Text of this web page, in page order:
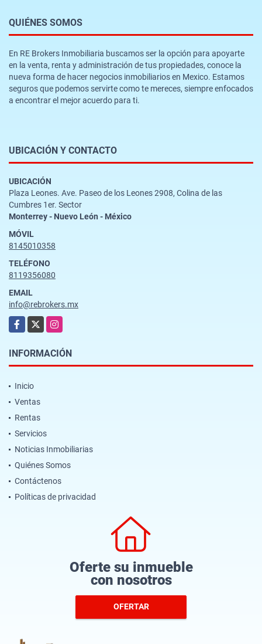
QUIÉNES SOMOS
En RE Brokers Inmobiliaria buscamos ser la opción para apoyarte
en la venta, renta y administración de tus propiedades, conoce la
nueva forma de hacer negocios inmobiliarios en Mexico. Estamos
seguros que podemos servirte como te mereces, siempre enfocados
a encontrar el mejor acuerdo para ti.
UBICACIÓN Y CONTACTO
UBICACIÓN
Plaza Leones. Ave. Paseo de los Leones 2908, Colina de las
Cumbres 1er. Sector
Monterrey - Nuevo León - México
MÓVIL
8145010358
TELÉFONO
8119356080
EMAIL
info@rebrokers.mx
Facebook
X Instagram
INFORMACIÓN
Inicio
Ventas
Rentas
Servicios
Noticias Inmobiliarias
Quiénes Somos
Contáctenos
Políticas de privacidad
Oferte su inmueble
con nosotros
OFERTAR